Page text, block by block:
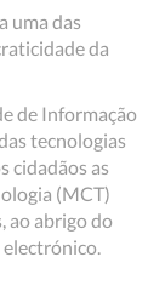
uma das
da
de Informação
tecnologias
cidadãos as
(MCT)
ao abrigo do
electrónico.